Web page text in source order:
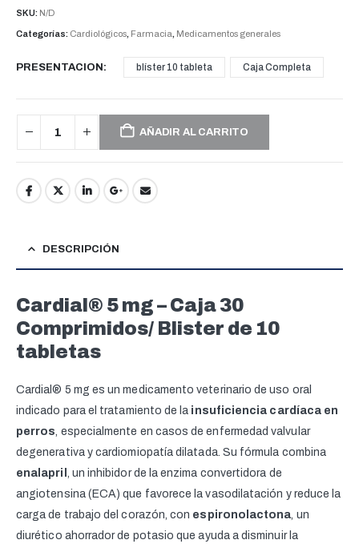
desde
hasta
SKU: N/D
Categorías: Cardiológicos, Farmacia, Medicamentos generales
PRESENTACION blíster 10 tableta Caja Completa
AÑADIR AL CARRITO
DESCRIPCIÓN
Cardial® 5 mg – Caja 30
Comprimidos/ Blister de 10
tabletas
Cardial® 5 mg es un medicamento veterinario de uso oral
indicado para el tratamiento de la insuficiencia cardíaca en
perros, especialmente en casos de enfermedad valvular
degenerativa y cardiomiopatía dilatada. Su fórmula combina
enalapril , un inhibidor de la enzima convertidora de
angiotensina (ECA) que favorece la vasodilatación y reduce la
carga de trabajo del corazón, con espironolactona, un
diurético ahorrador de potasio que ayuda a disminuir la